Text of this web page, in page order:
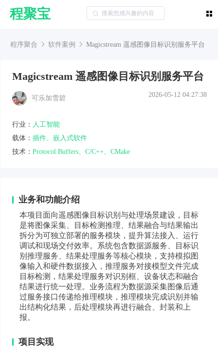
程聚宝
程序聚合 软件案例 Magicstream 遥感图像目标识别服务平台
Magicstream 遥感图像目标识别服务平台
可乐加雪碧 2026-05-12 04:27:38
行业： 人工智能
载体： 插件、嵌入式软件
技术： Protocol Buffers、C/C++、CMake
业务和功能介绍
本项目面向遥感图像目标识别与处理场景建设，目标
是将图像采集、目标检测推理、结果融合与结果输出
拆分为可独立部署的服务模块，提升算法接入、运行
调试和现场交付效率。系统包含数据源服务、目标识
别推理服务、结果处理服务等核心模块，支持模拟图
像输入和硬件数据接入，推理服务对接模型文件完成
目标检测，结果处理服务对识别框、设备状态和融合
结果进行统一处理。业务流程为数据源采集图像后通
过服务接口传递给推理模块，推理模块完成识别并输
出结构化结果，后处理模块再进行融合、封装和上
报。
项目实现